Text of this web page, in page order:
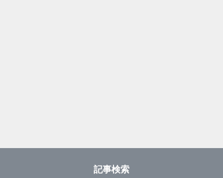
記事検索